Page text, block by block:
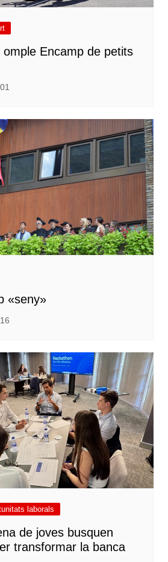
omple Encamp de petits
«seny»
laborals
de joves busquen
transformar la banca